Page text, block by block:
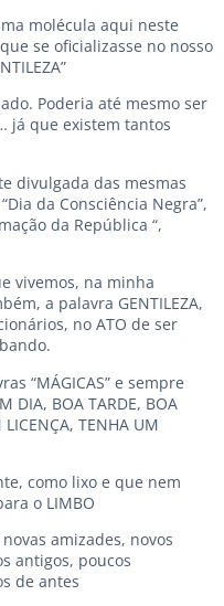
molécula aqui neste
se oficializasse no nosso
Poderia até mesmo ser
já que existem tantos
divulgada das mesmas
da Consciência Negra”,
da República “,
vivemos, na minha
a palavra GENTILEZA,
no ATO de ser
“MÁGICAS” e sempre
DIA, BOA TARDE, BOA
TENHA UM
como lixo e que nem
o LIMBO
amizades, novos
antigos, poucos
de antes